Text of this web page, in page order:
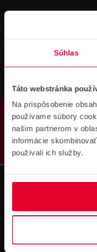
Súhlas
Táto webstránka
Na prispôsobenie
používame súbory
našim partnerom v
informácie
používali ich služby.
PRODUKTY
Fakturačné
IČO: 36340804 |
IBAN : SK51 1100
zapísané v OR MS
odd.: Sa, vl. č.: 7597/B
Kontakt
Náš tím
Obchodné